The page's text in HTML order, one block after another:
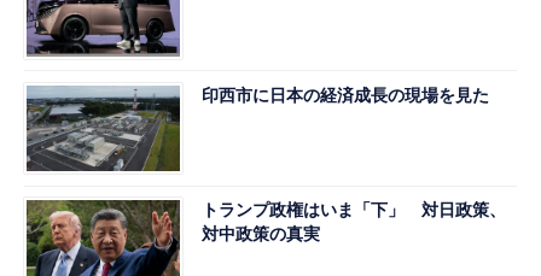
印西市に日本の経済成長の現場を見た
トランプ政権はいま「下」 対日政策、
対中政策の真実